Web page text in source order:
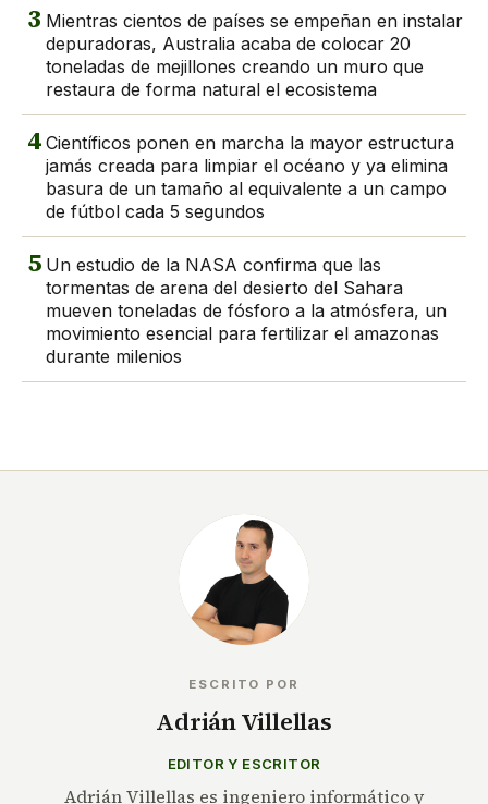
3 Mientras cientos de países se empeñan en instalar
depuradoras, Australia acaba de colocar 20
toneladas de mejillones creando un muro que
restaura de forma natural el ecosistema
4 Científicos ponen en marcha la mayor estructura
jamás creada para limpiar el océano y ya elimina
basura de un tamaño al equivalente a un campo
de fútbol cada 5 segundos
5 Un estudio de la NASA confirma que las
tormentas de arena del desierto del Sahara
mueven toneladas de fósforo a la atmósfera, un
movimiento esencial para fertilizar el amazonas
durante milenios
ESCRITO POR
Adrián Villellas
EDITOR Y ESCRITOR
Adrián Villellas es ingeniero informático y